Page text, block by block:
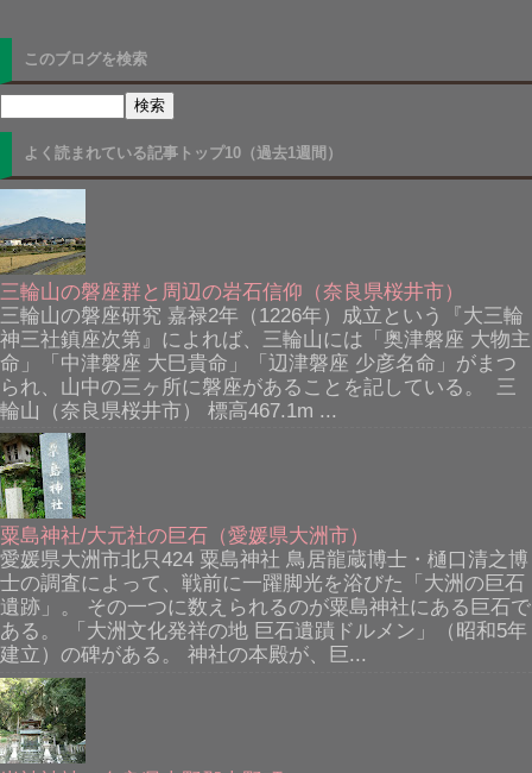
このブログを検索
よく読まれている記事トップ10（過去1週間）
三輪山の磐座群と周辺の岩石信仰（奈良県桜井市）
三輪山の磐座研究 嘉禄2年（1226年）成立という『大三輪
神三社鎮座次第』によれば、三輪山には「奥津磐座 大物主
命」「中津磐座 大巳貴命」「辺津磐座 少彦名命」がまつ
られ、山中の三ヶ所に磐座があることを記している。 三
輪山（奈良県桜井市） 標高467.1m ...
粟島神社/大元社の巨石（愛媛県大洲市）
愛媛県大洲市北只424 粟島神社 鳥居龍蔵博士・樋口清之博
士の調査によって、戦前に一躍脚光を浴びた「大洲の巨石
遺跡」。 その一つに数えられるのが粟島神社にある巨石で
ある。 「大洲文化発祥の地 巨石遺蹟ドルメン」（昭和5年
建立）の碑がある。 神社の本殿が、巨...